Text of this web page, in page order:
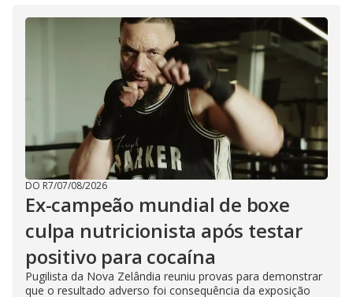
DO R7/07/08/2026
Ex-campeão mundial de boxe
culpa nutricionista após testar
positivo para cocaína
Pugilista da Nova Zelândia reuniu provas para demonstrar
que o resultado adverso foi consequência da exposição